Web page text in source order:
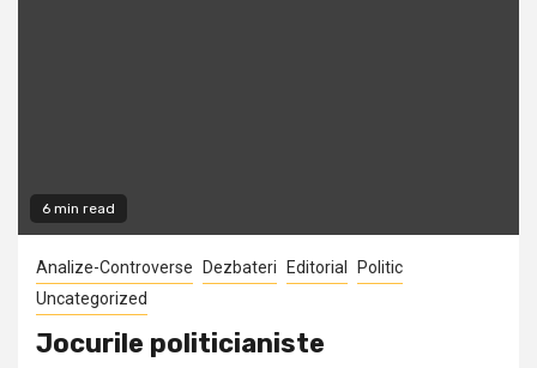
6 min read
Analize-Controverse Dezbateri Editorial
Politic
Uncategorized
Jocurile politicianiste